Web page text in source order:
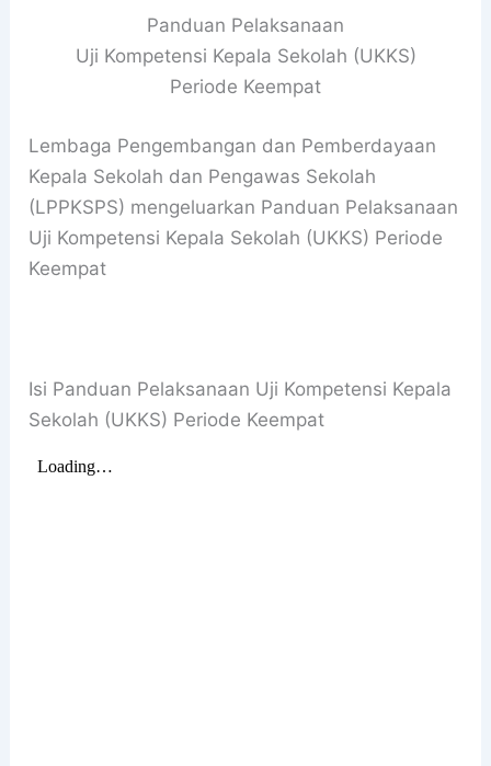
Panduan Pelaksanaan
Uji Kompetensi Kepala Sekolah (UKKS)
Periode Keempat
Lembaga Pengembangan dan Pemberdayaan
Kepala Sekolah dan Pengawas Sekolah
(LPPKSPS) mengeluarkan Panduan Pelaksanaan
Uji Kompetensi Kepala Sekolah (UKKS) Periode
Keempat
Isi Panduan Pelaksanaan Uji Kompetensi Kepala
Sekolah (UKKS) Periode Keempat